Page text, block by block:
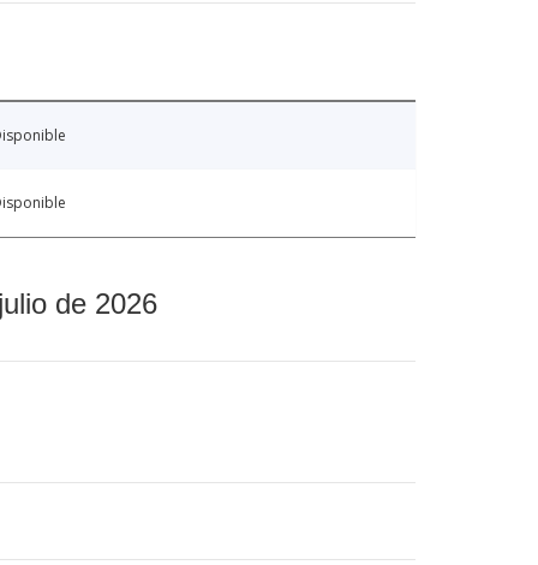
de 2026